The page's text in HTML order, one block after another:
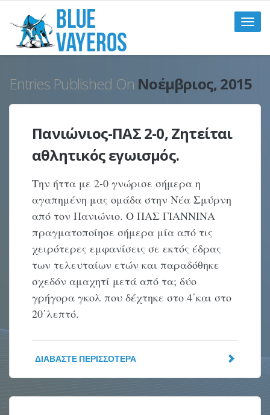
Toggle
Entries Published On Νοέμβριος, 2015
Πανιώνιος-ΠΑΣ 2-0, Ζητείται
αθλητικός εγωισμός.
Την ήττα με 2-0 γνώρισε σήμερα η
αγαπημένη μας ομάδα στην Νέα Σμύρνη
από τον Πανιώνιο. Ο ΠΑΣ ΓΙΑΝΝΙΝΑ
πραγματοποίησε σήμερα μία από τις
χειρότερες εμφανίσεις σε εκτός έδρας
των τελευταίων ετών και παραδόθηκε
σχεδόν αμαχητί μετά από τα; δύο
γρήγορα γκολ που δέχτηκε στο 4΄και στο
20΄λεπτό.
ΔΙΑΒΆΣΤΕ ΠΕΡΙΣΣΌΤΕΡΑ